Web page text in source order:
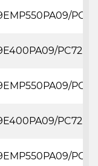
PC72 B
PC72 C